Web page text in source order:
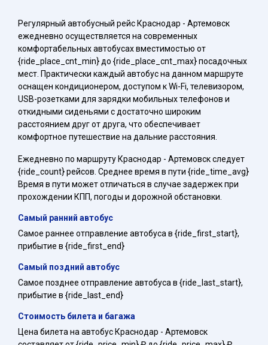
Регулярный автобусный рейс Краснодар - Артемовск
ежедневно осуществляется на современных
комфортабельных автобусах вместимостью от
{ride_place_cnt_min} до {ride_place_cnt_max} посадочных
мест. Практически каждый автобус на данном маршруте
оснащен кондиционером, доступом к Wi-Fi, телевизором,
USB-розетками для зарядки мобильных телефонов и
откидными сиденьями с достаточно широким
расстоянием друг от друга, что обеспечивает
комфортное путешествие на дальние расстояния.
Ежедневно по маршруту Краснодар - Артемовск следует
{ride_count} рейсов. Среднее время в пути {ride_time_avg}
Время в пути может отличаться в случае задержек при
прохождении КПП, погоды и дорожной обстановки.
Самый ранний автобус
Самое раннее отправление автобуса в {ride_first_start},
прибытие в {ride_first_end}
Самый поздний автобус
Самое позднее отправление автобуса в {ride_last_start},
прибытие в {ride_last_end}
Стоимость билета и багажа
Цена билета на автобус Краснодар - Артемовск